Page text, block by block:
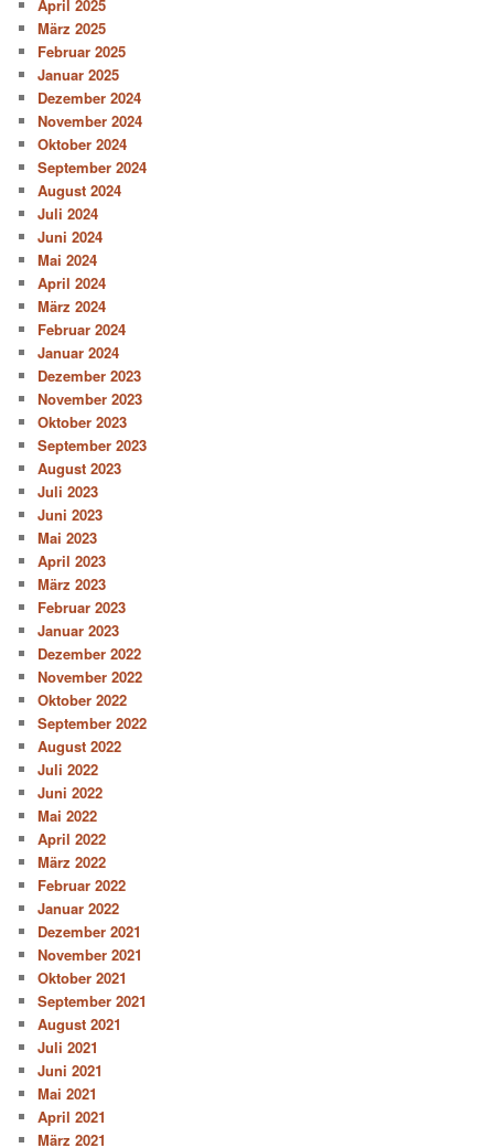
April 2025
März 2025
Februar 2025
Januar 2025
Dezember 2024
November 2024
Oktober 2024
September 2024
August 2024
Juli 2024
Juni 2024
Mai 2024
April 2024
März 2024
Februar 2024
Januar 2024
Dezember 2023
November 2023
Oktober 2023
September 2023
August 2023
Juli 2023
Juni 2023
Mai 2023
April 2023
März 2023
Februar 2023
Januar 2023
Dezember 2022
November 2022
Oktober 2022
September 2022
August 2022
Juli 2022
Juni 2022
Mai 2022
April 2022
März 2022
Februar 2022
Januar 2022
Dezember 2021
November 2021
Oktober 2021
September 2021
August 2021
Juli 2021
Juni 2021
Mai 2021
April 2021
März 2021